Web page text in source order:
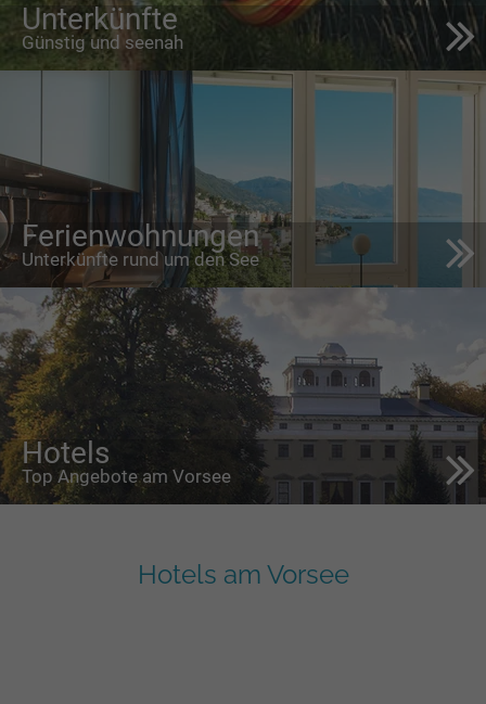
Unterkünfte
Günstig und seenah
Ferienwohnungen
Unterkünfte rund um den See
Hotels
Top Angebote am Vorsee
Hotels am Vorsee